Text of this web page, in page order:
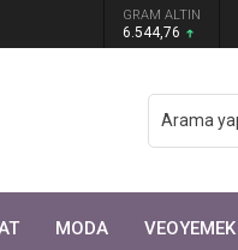
GRAM ALTIN
6.544,76
MODA VEOYEMEK